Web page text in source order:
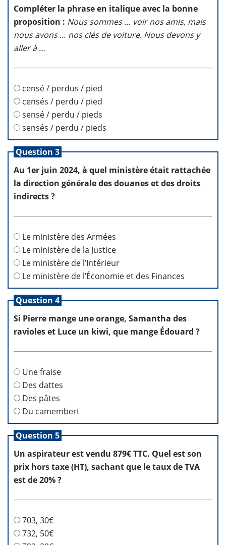
Compléter la phrase en italique avec la bonne
proposition : Nous sommes … voir nos amis, mais
nous avons … nos clés de voiture. Nous devons y
aller à …
censé / perdus / pied
censés / perdu / pied
sensé / perdu / pieds
sensés / perdu / pieds
Question 3
Au 1er juin 2024, à quel ministère était rattachée
la direction générale des douanes et des droits
indirects ?
Le ministère des Armées
Le ministère de la Justice
Le ministère de l’Intérieur
Le ministère de l’Économie et des Finances
Question 4
Si Pierre mange une orange, Samantha des
ravioles et Luce un kiwi, que mange Édouard ?
Une fraise
Des dattes
Des pâtes
Du camembert
Question 5
Un aspirateur est vendu 879€ TTC. Quel est son
prix hors taxe (HT), sachant que le taux de TVA
est de 20% ?
703, 30€
732, 50€